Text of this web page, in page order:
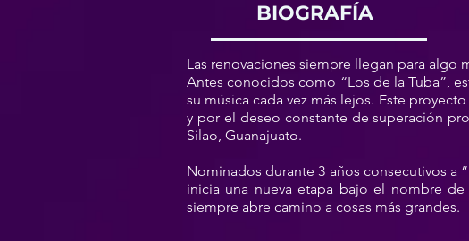
BIOGRAFÍA
Las renovaciones siempre llegan para
Antes conocidos como “Los de la Tuba”,
su música cada vez más lejos. Este
y por el deseo constante de superación
Silao, Guanajuato.
Nominados durante 3 años consecutivos a
inicia una nueva etapa bajo el nombre
siempre abre camino a cosas más grandes.